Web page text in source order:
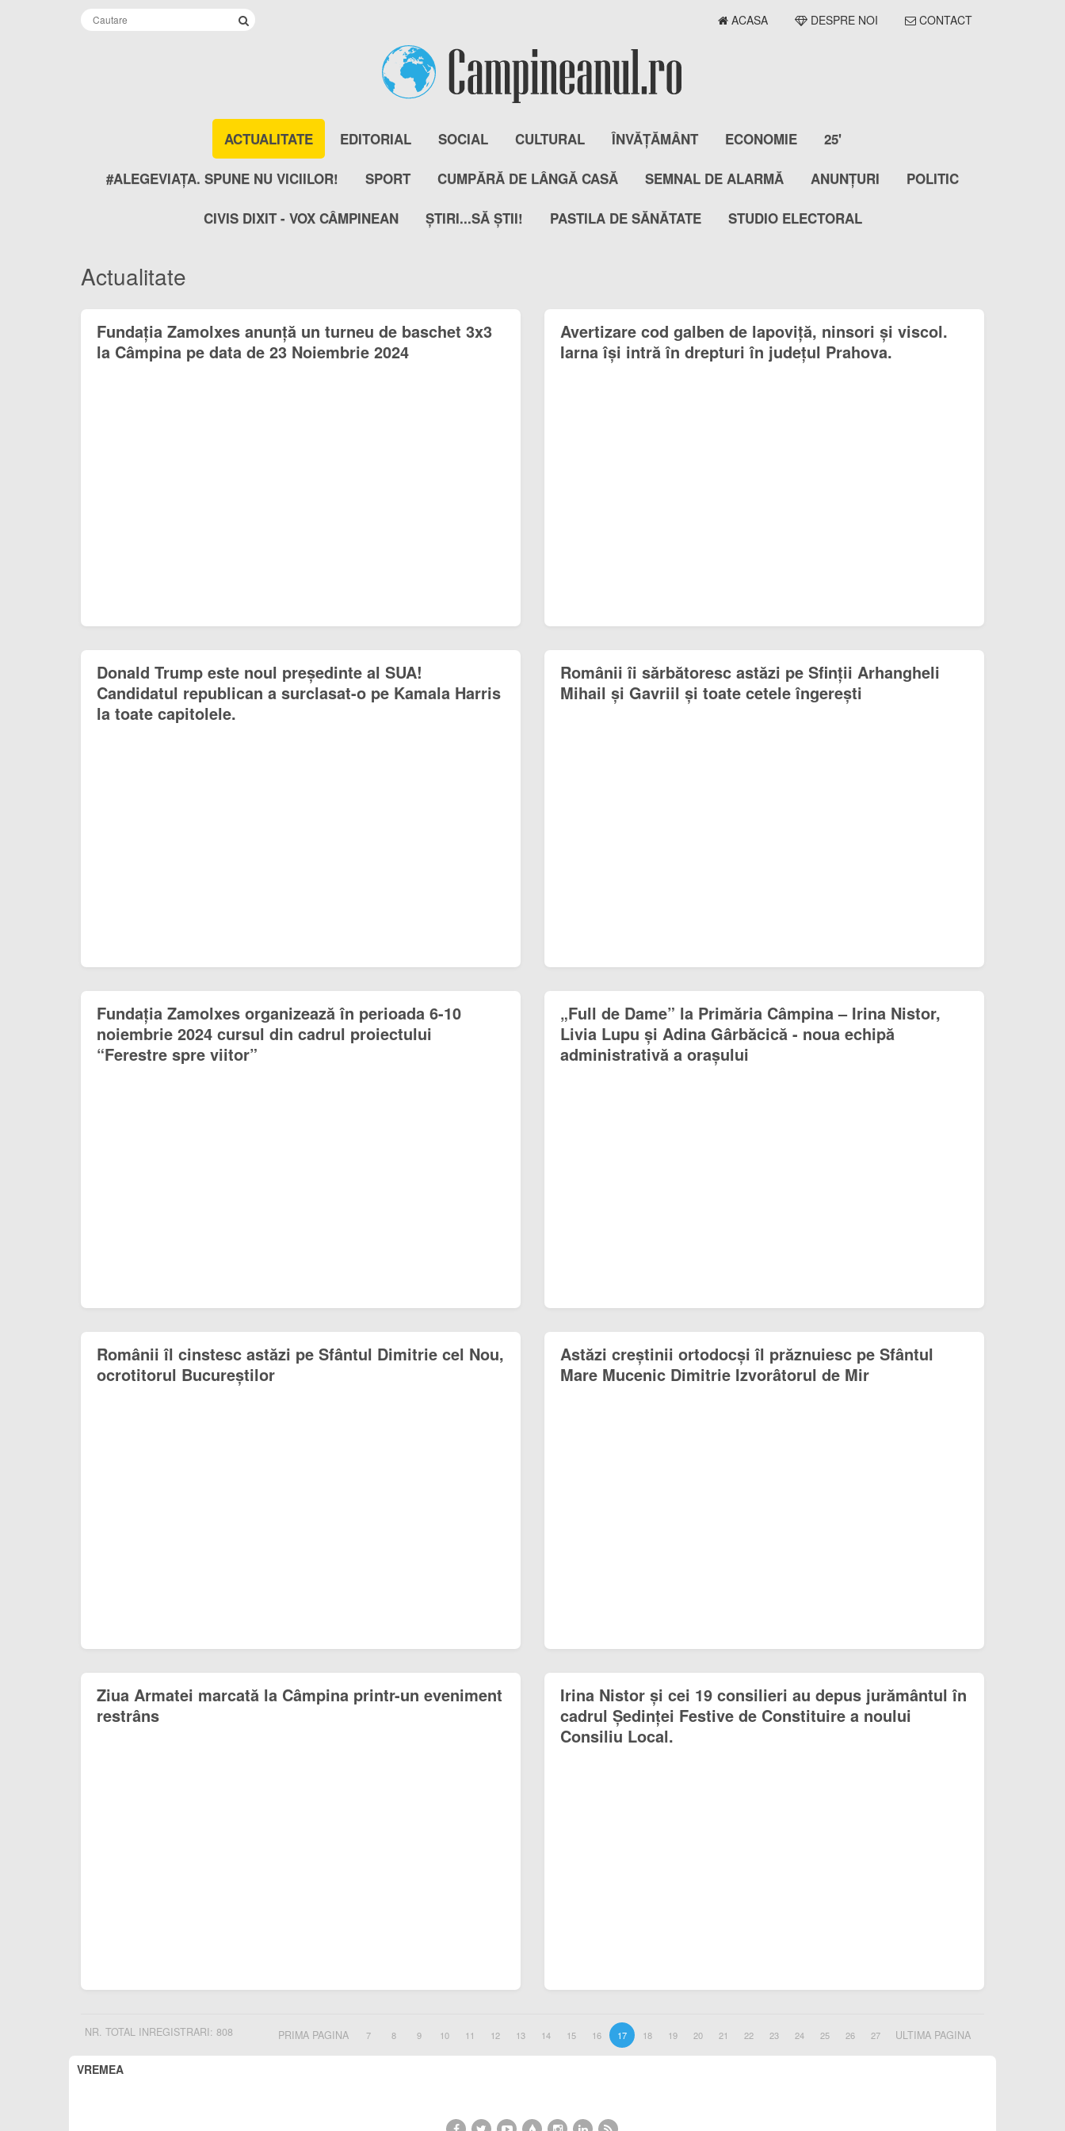
ACASA DESPRE NOI CONTACT
ACTUALITATE EDITORIAL SOCIAL CULTURAL ÎNVĂȚĂMÂNT ECONOMIE 25'
#ALEGEVIAȚA. SPUNE NU VICIILOR! SPORT CUMPĂRĂ DE LÂNGĂ CASĂ SEMNAL DE ALARMĂ ANUNȚURI POLITIC
CIVIS DIXIT - VOX CÂMPINEAN ȘTIRI...SĂ ȘTII! PASTILA DE SĂNĂTATE STUDIO ELECTORAL
Actualitate
Fundația Zamolxes anunță un turneu de baschet 3x3
la Câmpina pe data de 23 Noiembrie 2024
Donald Trump este noul președinte al SUA!
Candidatul republican a surclasat-o pe Kamala Harris
la toate capitolele.
Fundația Zamolxes organizează în perioada 6-10
noiembrie 2024 cursul din cadrul proiectului
“Ferestre spre viitor”
Românii îl cinstesc astăzi pe Sfântul Dimitrie cel Nou,
ocrotitorul Bucureștilor
Ziua Armatei marcată la Câmpina printr-un eveniment
restrâns
Avertizare cod galben de lapoviță, ninsori și viscol.
Iarna își intră în drepturi în județul Prahova.
Românii îi sărbătoresc astăzi pe Sfinții Arhangheli
Mihail și Gavriil și toate cetele îngerești
„Full de Dame” la Primăria Câmpina – Irina Nistor,
Livia Lupu și Adina Gârbăcică - noua echipă
administrativă a orașului
Astăzi creștinii ortodocși îl prăznuiesc pe Sfântul
Mare Mucenic Dimitrie Izvorâtorul de Mir
Irina Nistor și cei 19 consilieri au depus jurământul în
cadrul Ședinței Festive de Constituire a noului
Consiliu Local.
NR. TOTAL INREGISTRARI: 808 PRIMA PAGINA 7 8 9 10 11 12 13 14 15 16 17 18 19 20 21 22 23 24 25 26 27 ULTIMA PAGINA
VREMEA